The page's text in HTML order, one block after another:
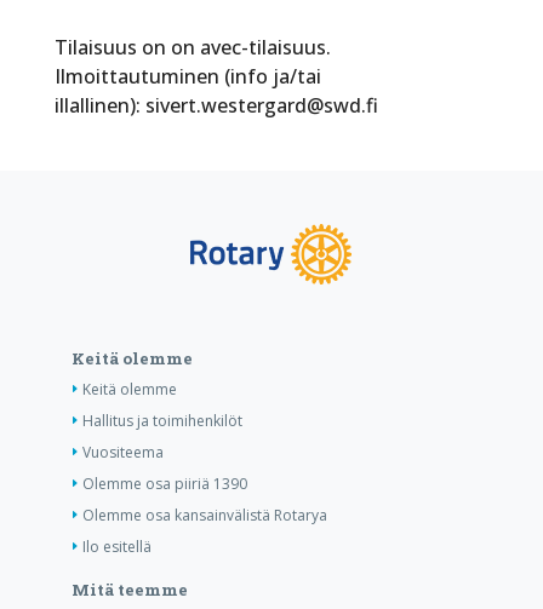
Tilaisuus on on avec-tilaisuus.
Ilmoittautuminen (info ja/tai
illallinen): sivert.westergard@swd.fi
Keitä olemme
Keitä olemme
Hallitus ja toimihenkilöt
Vuositeema
Olemme osa piiriä 1390
Olemme osa kansainvälistä Rotarya
Ilo esitellä
Mitä teemme